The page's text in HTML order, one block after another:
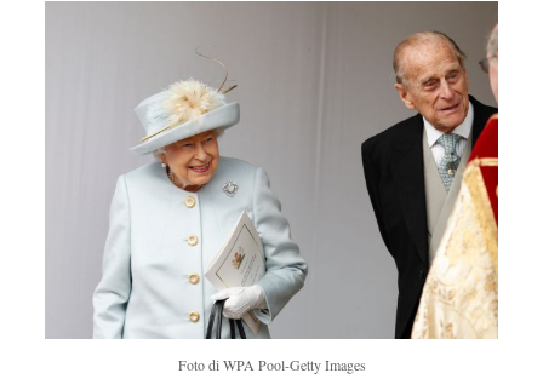
Foto di WPA Pool-Getty Images